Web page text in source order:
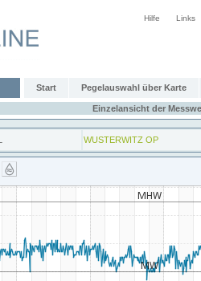
Hilfe Links
Start Pegelauswahl über Karte
Einzelansicht der
WUSTERWITZ OP